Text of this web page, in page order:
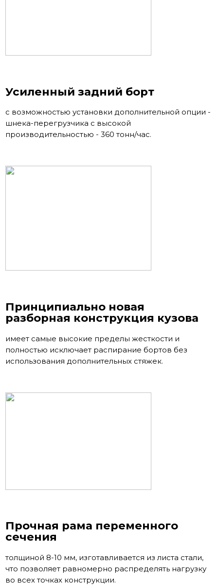
Усиленный задний борт
с возможностью установки дополнительной опции -
шнека-перегрузчика с высокой
производительностью - 360 тонн/час.
Принципиально новая
разборная конструкция кузова
имеет самые высокие пределы жесткости и
полностью исключает распирание бортов без
использования дополнительных стяжек.
Прочная рама переменного
сечения
толщиной 8-10 мм, изготавливается из листа стали,
что позволяет равномерно распределять нагрузку
во всех точках конструкции.